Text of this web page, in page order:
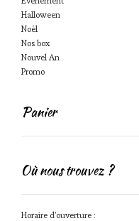
Halloween
Noël
Nos box
Nouvel An
Promo
Panier
Où nous trouvez ?
Horaire d'ouverture :